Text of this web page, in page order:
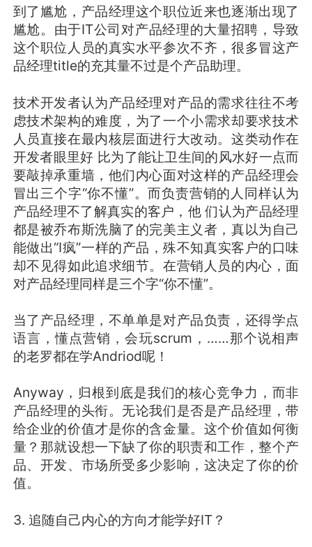
到了尴尬，产品经理这个职位近来也逐渐出现了
尴尬。由于IT公司对产品经理的大量招聘，导致
这个职位人员的真实水平参次不齐，很多冒这产
品经理title的充其量不过是个产品助理。
技术开发者认为产品经理对产品的需求往往不考
虑技术架构的难度，为了一个小需求却要求技术
人员直接在最内核层面进行大改动。这类动作在
开发者眼里好 比为了能让卫生间的风水好一点而
要敲掉承重墙，他们内心面对这样的产品经理会
冒出三个字“你不懂”。而负责营销的人同样认为
产品经理不了解真实的客户，他 们认为产品经理
都是被乔布斯洗脑了的完美主义者，真以为自己
能做出“I疯”一样的产品，殊不知真实客户的口味
却不见得如此追求细节。在营销人员的内心，面
对产品经理同样是三个字“你不懂”。
当了产品经理，不单单是对产品负责，还得学点
语言，懂点营销，会玩scrum，……那个说相声
的老罗都在学Andriod呢！
Anyway，归根到底是我们的核心竞争力，而非
产品经理的头衔。无论我们是否是产品经理，带
给企业的价值才是你的含金量。这个价值如何衡
量？那就设想一下缺了你的职责和工作，整个产
品、开发、市场所受多少影响，这决定了你的价
值。
3. 追随自己内心的方向才能学好IT？